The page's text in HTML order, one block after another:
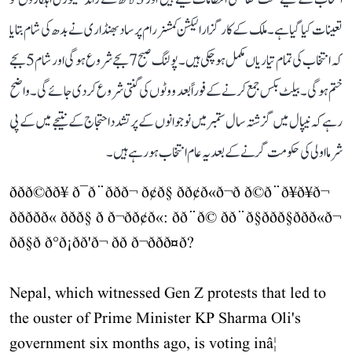
تعینات کیا گیا ہے۔ ملک کے کارگزار الیکشن کمشنر رام پرساد بھنڈاری نے بدھ کی شام بتایا
کہ انتخاب کی تمام تیاریاں مکمل ہو چکی ہیں۔ پولنگ صبح 7 بجے شروع ہوگی اور شام 5 بجے
ختم ہوگی۔ بیلٹ بکس جمع کرنے کے فوراً بعد ووٹوں کی گنتی شروع کر دی جائے گی۔ واضح
رہے کہ نیپال میں گزشتہ سال ستمبر میں نوجوانوں کے پرتشدد احتجاج کے نتیجے میں کے پی
شرما اولی کی حکومت گرنے کے بعد یہ عام انتخاب ہو رہے ہیں۔
ððð©ðð¥ ð¯ð¨ð­ðð¬ ð¢ð§ ðð¢ð«ð¬ð­ ð©ð¨ð¥ð¥ð¬
ððð­ðð« ððð§ ð ð¬ð­ð¢ð«: ðð¨ð© ðð¨ð§ð­ðð§ððð«ð¬
ðð§ð ð°ð¡ðð­'ð¬ ðð­ ð¬ð­ðð¤ð?
Nepal, which witnessed Gen Z protests that led to
the ouster of Prime Minister KP Sharma Oli's
government six months ago, is voting inâ¦